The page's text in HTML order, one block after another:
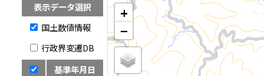
表示データ選択
国土数値情報
行政界変遷DB
基準年月日
+
−